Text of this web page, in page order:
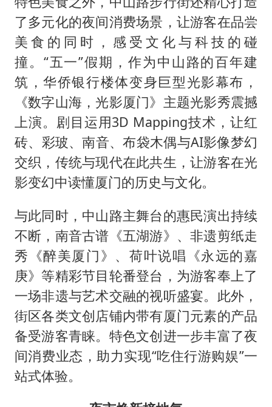
了多元化的夜间消费场景，让游客在品尝
美食的同时，感受文化与科技的碰
撞。“五一”假期，作为中山路的百年建
筑，华侨银行楼体变身巨型光影幕布，
《数字山海，光影厦门》主题光影秀震撼
上演。剧目运用3D Mapping技术，让红
砖、彩玻、南音、布袋木偶与AI影像梦幻
交织，传统与现代在此共生，让游客在光
影变幻中读懂厦门的历史与文化。
与此同时，中山路主舞台的惠民演出持续
不断，南音古谱《五湖游》、非遗剪纸走
秀《醉美厦门》、荷叶说唱《永远的嘉
庚》等精彩节目轮番登台，为游客奉上了
一场非遗与艺术交融的视听盛宴。此外，
街区各类文创店铺内带有厦门元素的产品
备受游客青睐。特色文创进一步丰富了夜
间消费业态，助力实现“吃住行游购娱”一
站式体验。